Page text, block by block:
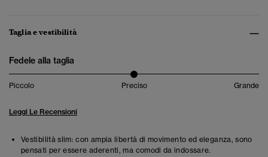
Taglia e vestibilità
Fedele alla taglia
Piccolo Preciso Grande
Leggi Le Recensioni
Vestibilità slim: con ampia libertà di movimento ed eleganza, sono
pensati per essere aderenti, ma comodi da indossare.